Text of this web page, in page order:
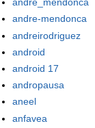
andre_mendonca
andre-mendonca
andreirodriguez
android
android 17
andropausa
aneel
anfavea